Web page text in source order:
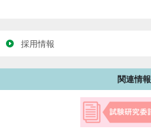
採用情報
関連情報